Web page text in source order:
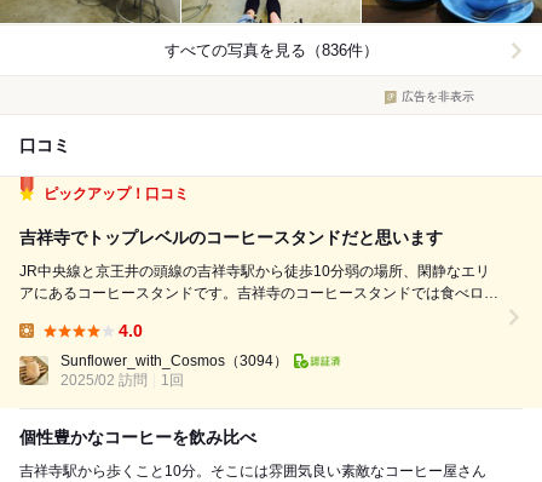
すべての写真を見る（836件）
広告を非表示
口コミ
ピックアップ！口コミ
吉祥寺でトップレベルのコーヒースタンドだと思います
JR中央線と京王井の頭線の吉祥寺駅から徒歩10分弱の場所、閑静なエリ
アにあるコーヒースタンドです。吉祥寺のコーヒースタンドでは食べログ
く、モダンで居心地の良い空間が広がっています。 とにかくお店の方が
丁寧で、コーヒーについ...
4.0
Sunflower_with_Cosmos （3094）
2025/02 訪問
1回
個性豊かなコーヒーを飲み比べ
吉祥寺駅から歩くこと10分。そこには雰囲気良い素敵なコーヒー屋さん